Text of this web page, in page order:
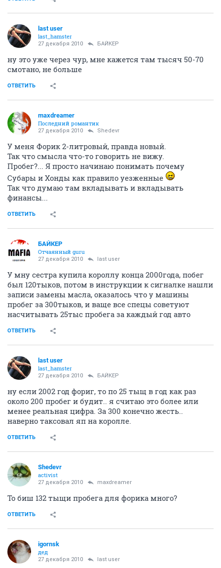
last user
last_hamster
27 декабря 2010 БАЙКЕР
ну это уже через чур, мне кажется там тысяч 50-70
смотано, не больше
ОТВЕТИТЬ
maxdreamer
Последний романтик
27 декабря 2010 Shedevr
У меня Форик 2-литровый, правда новый.
Так что смысла что-то говорить не вижу.
Пробег?... Я просто начинаю понимать почему
Субары и Хонды как правило уезженные
Так что думаю там вкладывать и вкладывать
финансы...
ОТВЕТИТЬ
БАЙКЕР
Отчаянный guru
27 декабря 2010 last user
У мну сестра купила короллу конца 2000года, побег
был 120тыков, потом в инструкции к сигналке нашли
записи замены масла, оказалось что у машины
пробег за 300тыков, и ваще все спецы советуют
насчитывать 25тыс пробега за каждый год авто
ОТВЕТИТЬ
last user
last_hamster
27 декабря 2010 БАЙКЕР
ну если 2002 год фориг, то по 25 тыщ в год как раз
около 200 пробег и будит.. я считаю это более или
менее реальная цифра. За 300 конечно жесть..
наверно таксовал яп на королле.
ОТВЕТИТЬ
Shedevr
activist
27 декабря 2010 maxdreamer
То биш 132 тыщи пробега для форика много?
ОТВЕТИТЬ
igornsk
дед
27 декабря 2010 last user